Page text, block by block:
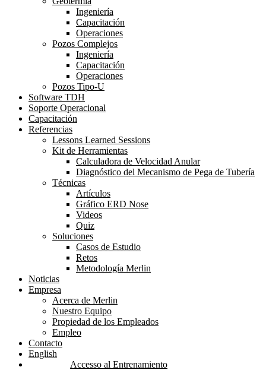
Ingeniería
Capacitación
Operaciones
Pozos Complejos
Ingeniería
Capacitación
Operaciones
Pozos Tipo-U
Software TDH
Soporte Operacional
Capacitación
Referencias
Lessons Learned Sessions
Kit de Herramientas
Calculadora de Velocidad Anular
Diagnóstico del Mecanismo de Pega de Tubería
Técnicas
Artículos
Gráfico ERD Nose
Videos
Quiz
Soluciones
Casos de Estudio
Retos
Metodología Merlin
Noticias
Empresa
Acerca de Merlin
Nuestro Equipo
Propiedad de los Empleados
Empleo
Contacto
English
Accesso al Entrenamiento